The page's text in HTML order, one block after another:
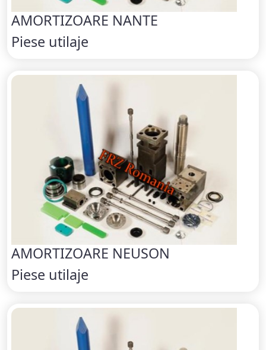
AMORTIZOARE NANTE
Piese utilaje
AMORTIZOARE NEUSON
Piese utilaje